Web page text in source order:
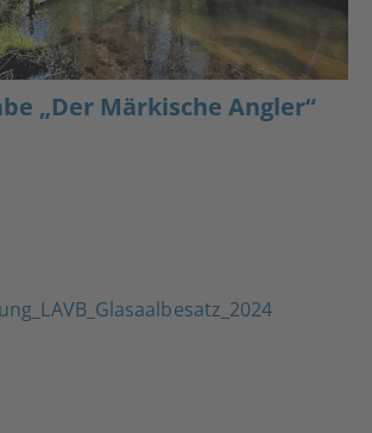
„Der Märkische Angler“